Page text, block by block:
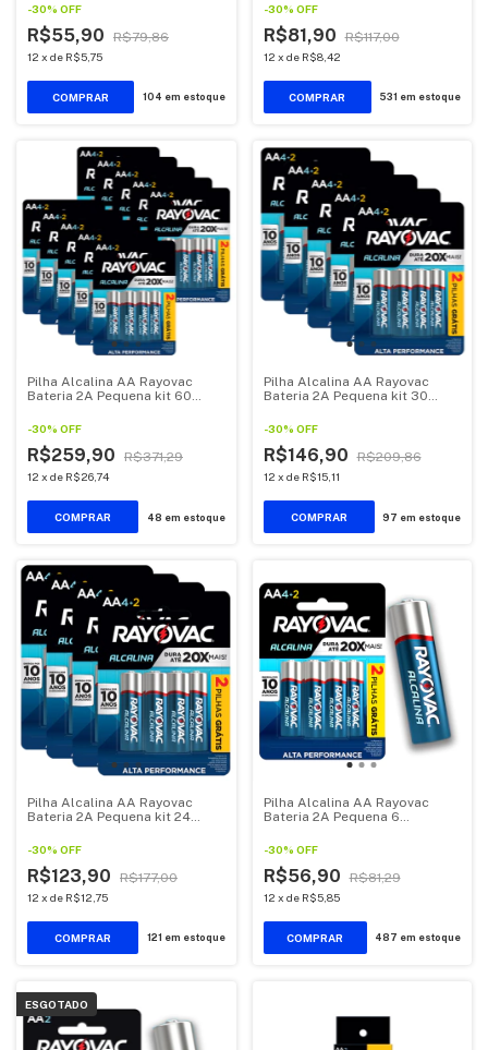
-30% OFF
R$55,90 R$79,86
12 x de R$5,75
104 em estoque
-30% OFF
R$81,90 R$117,00
12 x de R$8,42
531 em estoque
Pilha Alcalina AA Rayovac
Bateria 2A Pequena kit 60
-30% OFF
R$259,90 R$371,29
12 x de R$26,74
48 em estoque
Pilha Alcalina AA Rayovac
Bateria 2A Pequena kit 30
-30% OFF
R$146,90 R$209,86
12 x de R$15,11
97 em estoque
Pilha Alcalina AA Rayovac
Bateria 2A Pequena kit 24
-30% OFF
R$123,90 R$177,00
12 x de R$12,75
121 em estoque
Pilha Alcalina AA Rayovac
Bateria 2A Pequena 6
-30% OFF
R$56,90 R$81,29
12 x de R$5,85
487 em estoque
ESGOTADO